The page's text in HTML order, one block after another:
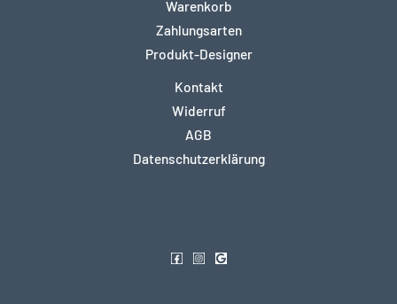
Warenkorb
Zahlungsarten
Produkt-Designer
Kontakt
Widerruf
AGB
Datenschutzerklärung